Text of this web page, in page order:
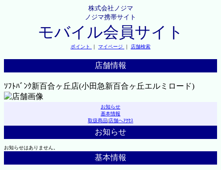
株式会社ノジマ
ノジマ携帯サイト
モバイル会員サイト
ポイント ｜ マイページ ｜ 店舗検索
店舗情報
ｿﾌﾄﾊﾞﾝｸ新百合ヶ丘店(小田急新百合ヶ丘エルミロード)
お知らせ
基本情報
取扱商品|店舗へｱｸｾｽ
お知らせ
お知らせはありません。
基本情報